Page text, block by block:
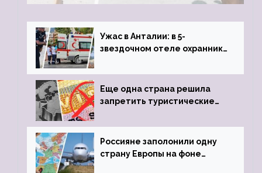
обзавестись молодыми любовниками
Ужас в Анталии: в 5-
звездочном отеле охранник
пистолета
Еще одна страна решила
запретить туристические
Россияне заполонили одну
страну Европы на фоне